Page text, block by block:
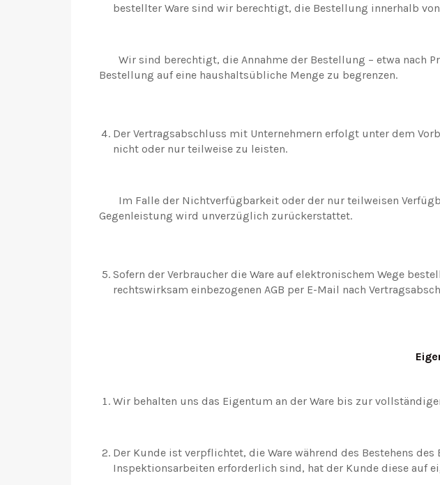
bestellter Ware sind wir berechtigt, die Bestellung innerhalb
Wir sind berechtigt, die Annahme der Bestellung – etwa nach
Bestellung auf eine haushaltsübliche Menge zu begrenzen.
Der Vertragsabschluss mit Unternehmern erfolgt unter dem
nicht oder nur teilweise zu leisten.
Im Falle der Nichtverfügbarkeit oder der nur teilweisen
Gegenleistung wird unverzüglich zurückerstattet.
Sofern der Verbraucher die Ware auf elektronischem Wege
rechtswirksam einbezogenen AGB per E-Mail nach
Wir behalten uns das Eigentum an der Ware bis zur
Der Kunde ist verpflichtet, die Ware während des Bestehens
Inspektionsarbeiten erforderlich sind, hat der Kunde diese auf